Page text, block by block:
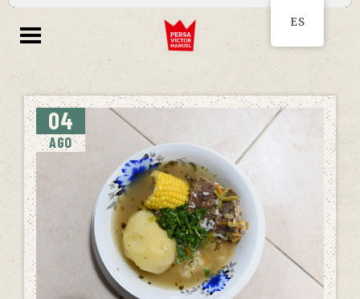
04
AGO
ES